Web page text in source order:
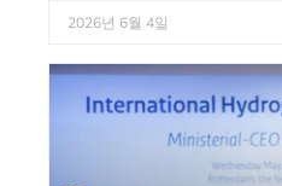
2026년 6월 4일